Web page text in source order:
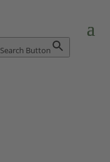
Search Button